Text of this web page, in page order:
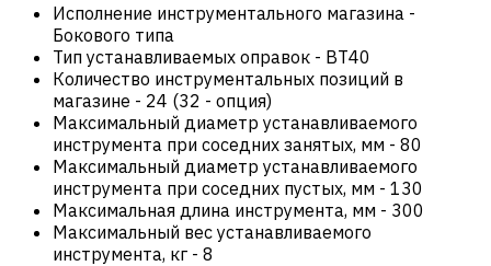
Исполнение инструментального магазина -
Бокового типа
Тип устанавливаемых оправок - BT40
Количество инструментальных позиций в
магазине - 24 (32 - опция)
Максимальный диаметр устанавливаемого
инструмента при соседних занятых, мм - 80
Максимальный диаметр устанавливаемого
инструмента при соседних пустых, мм - 130
Максимальная длина инструмента, мм - 300
Максимальный вес устанавливаемого
инструмента, кг - 8